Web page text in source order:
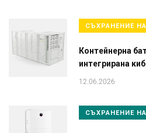
СЪХРАНЕНИЕ
Контейнерна
интегрирана
12.06.2026
СЪХРАНЕНИЕ